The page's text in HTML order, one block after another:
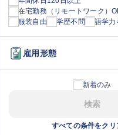
在宅勤務（リモートワーク）
服装自由
学歴不問 語学力
雇用形態
新着のみ
検索
すべての条件をクリ